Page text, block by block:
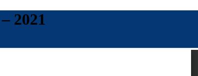
2021